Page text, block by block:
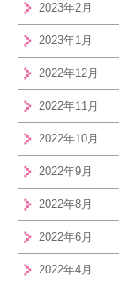
2023年2月
2023年1月
2022年12月
2022年11月
2022年10月
2022年9月
2022年8月
2022年6月
2022年4月